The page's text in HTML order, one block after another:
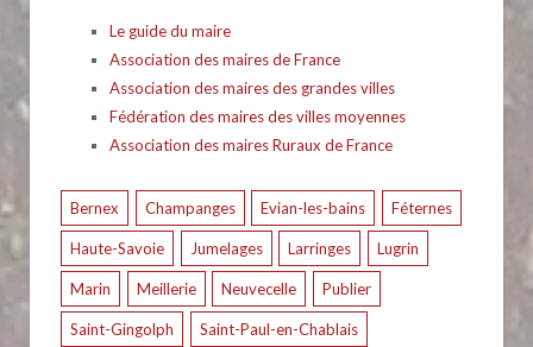
Le guide du maire
Association des maires de France
Association des maires des grandes villes
Fédération des maires des villes moyennes
Association des maires Ruraux de France
Bernex Champanges Evian-les-bains Féternes
Haute-Savoie Jumelages Larringes Lugrin
Marin Meillerie Neuvecelle Publier
Saint-Gingolph Saint-Paul-en-Chablais